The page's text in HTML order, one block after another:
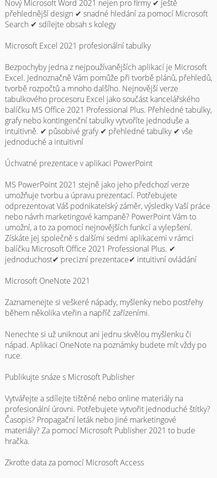
Nový Microsoft Word 2021 nejen pro firmy ✔ ještě
přehlednější design ✔ snadné hledání za pomocí Microsoft
Search ✔ sdílejte obsah s kolegy
Microsoft Excel 2021 profesionální tabulky
Bezpochyby jedna z nejpoužívanějších aplikací je Microsoft
Excel. Jednoznačně Vám pomůže při tvorbě plánů, přehledů,
tvorbě rozpočtů a mnoho dalšího. Nejnovější verze
tabulkového procesoru Excel jako součást kancelářského
balíčku MS Office 2021 Professional Plus. Přehledné tabulky,
grafy nebo kontingenční tabulky vytvoříte jednoduše a
intuitivně. ✔ působivé grafy ✔ přehledné tabulky ✔ vše
jednoduché a intuitivní
Úchvatné prezentace v aplikaci PowerPoint
MS PowerPoint 2021 stejně jako jeho předchozí verze
umožňuje tvorbu a úpravu prezentací. Potřebujete
odprezentovat Váš podnikatelský záměr, výsledky Vaší práce
nebo návrh marketingové kampaně? PowerPoint Vám to
umožní, a to za pomocí nejnovějších funkcí a vylepšení.
Získáte jej společně s dalšími sedmi aplikacemi v rámci
balíčku Microsoft Office 2021 Professional Plus. ✔
jednoduchost✔ precizní prezentace✔ intuitivní ovládání
Microsoft OneNote 2021
Zaznamenejte si veškeré nápady, myšlenky nebo postřehy
během několika vteřin a napříč zařízeními.
Nenechte si už uniknout ani jednu skvělou myšlenku či
nápad. Aplikaci OneNote na poznámky budete mít vždy po
ruce.
Publikujte snáze s Microsoft Publisher
Vytvářejte a sdílejte tištěné nebo online materiály na
profesionální úrovni. Potřebujete vytvořit jednoduché štítky?
Časopis? Propagační leták nebo jiné marketingové
materiály? Za pomocí Microsoft Publisher 2021 to bude
hračka.
Zkroťte data za pomocí Microsoft Access